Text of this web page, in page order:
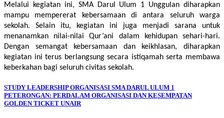
Melalui kegiatan ini, SMA Darul Ulum 1 Unggulan diharapkan
mampu mempererat kebersamaan di antara seluruh warga
sekolah. Selain itu, kegiatan ini juga menjadi sarana untuk
menanamkan nilai-nilai Qur’ani dalam kehidupan sehari-hari.
Dengan semangat kebersamaan dan keikhlasan, diharapkan
kegiatan ini terus berlangsung secara istiqamah serta membawa
keberkahan bagi seluruh civitas sekolah.
STUDY LEADERSHIP ORGANISASI SMA DARUL ULUM 1
PETERONGAN: PERDALAM ORGANISASI DAN KESEMPATAN
GOLDEN TICKET UNAIR